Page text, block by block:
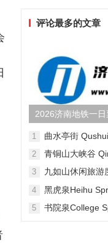
评论最多的文章
2026济南地铁一
1 曲水亭街
2 青铜山大峡谷
3
九如山休闲旅游
4 黑虎泉Heihu
5 书院泉College